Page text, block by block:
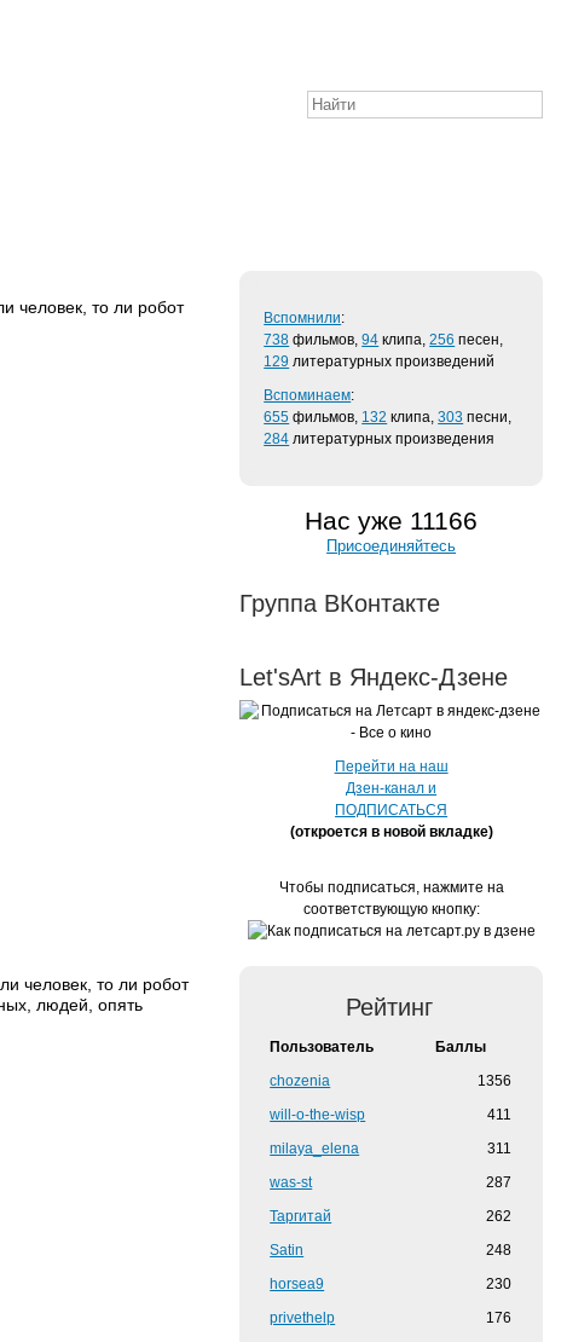
человек, то ли робот
человек, то ли робот
людей, опять
Вспомнили:
738 фильмов,94 клипа,256 песен,
129 литературных произведений
Вспоминаем:
655 фильмов, 132 клипа,303 песни,
284 литературных произведения
Нас уже 11166
Присоединяйтесь
Группа ВКонтакте
Let'sArt в Яндекс-Дзене
Перейти на наш
Дзен-канал и
ПОДПИСАТЬСЯ
(откроется в новой вкладке)
Чтобы подписаться, нажмите на
соответствующую кнопку:
Рейтинг
Пользователь
Баллы
chozenia
1356
will-o-the-wisp
411
milaya_elena
311
was-st
287
Таргитай
262
Satin
248
horsea9
230
privethelp
176